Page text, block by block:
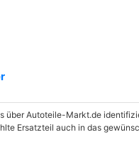
über Autoteile-Markt.de
Ersatzteil auch in das